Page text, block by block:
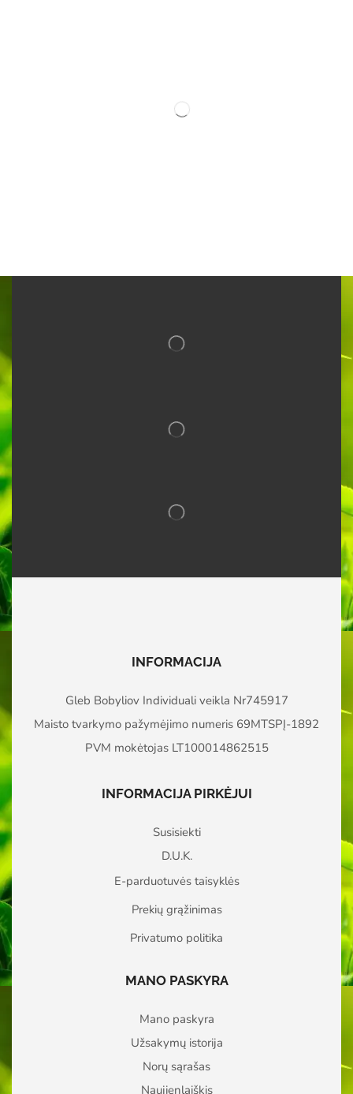
INFORMACIJA
Gleb Bobyliov Individuali veikla Nr745917
Maisto tvarkymo pažymėjimo numeris 69MTSPĮ-1892
PVM mokėtojas LT100014862515
INFORMACIJA PIRKĖJUI
Susisiekti
D.U.K.
E-parduotuvės taisyklės
Prekių grąžinimas
Privatumo politika
MANO PASKYRA
Mano paskyra
Užsakymų istorija
Norų sąrašas
Naujienlaiškis